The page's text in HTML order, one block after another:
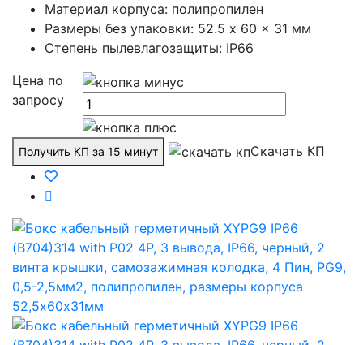
Материал корпуса: полипропилен
Размеры без упаковки: 52.5 x 60 x 31 мм
Степень пылевлагозащиты: IP66
Цена по
запросу
Получить КП за 15 минут Скачать КП